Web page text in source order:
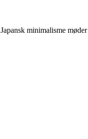
Japansk minimalisme